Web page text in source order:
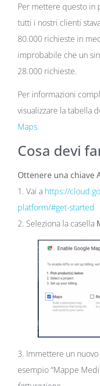
Per mettere questo in
tutti i nostri clienti
80.000 richieste in
improbabile che un
28.000 richieste.
Per informazioni
visualizzare la tabella
Maps.
Cosa devi
Ottenere una chiave
1. Vai a https://
platform/#get-started
2. Seleziona la casella
3. Immettere un
esempio “Mappe